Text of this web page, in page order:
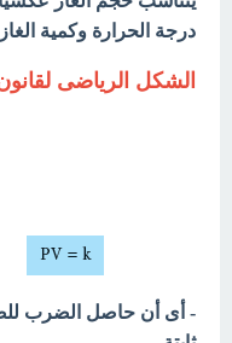
درجة الحرارة وكمية الغاز
الشكل الرياضى
- أى أن حاصل الضرب